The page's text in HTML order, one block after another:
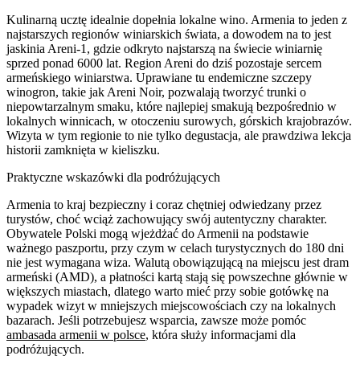
Kulinarną ucztę idealnie dopełnia lokalne wino. Armenia to jeden z
najstarszych regionów winiarskich świata, a dowodem na to jest
jaskinia Areni-1, gdzie odkryto najstarszą na świecie winiarnię
sprzed ponad 6000 lat. Region Areni do dziś pozostaje sercem
armeńskiego winiarstwa. Uprawiane tu endemiczne szczepy
winogron, takie jak Areni Noir, pozwalają tworzyć trunki o
niepowtarzalnym smaku, które najlepiej smakują bezpośrednio w
lokalnych winnicach, w otoczeniu surowych, górskich krajobrazów.
Wizyta w tym regionie to nie tylko degustacja, ale prawdziwa lekcja
historii zamknięta w kieliszku.
Praktyczne wskazówki dla podróżujących
Armenia to kraj bezpieczny i coraz chętniej odwiedzany przez
turystów, choć wciąż zachowujący swój autentyczny charakter.
Obywatele Polski mogą wjeżdżać do Armenii na podstawie
ważnego paszportu, przy czym w celach turystycznych do 180 dni
nie jest wymagana wiza. Walutą obowiązującą na miejscu jest dram
armeński (AMD), a płatności kartą stają się powszechne głównie w
większych miastach, dlatego warto mieć przy sobie gotówkę na
wypadek wizyt w mniejszych miejscowościach czy na lokalnych
bazarach. Jeśli potrzebujesz wsparcia, zawsze może pomóc
ambasada armenii w polsce, która służy informacjami dla
podróżujących.